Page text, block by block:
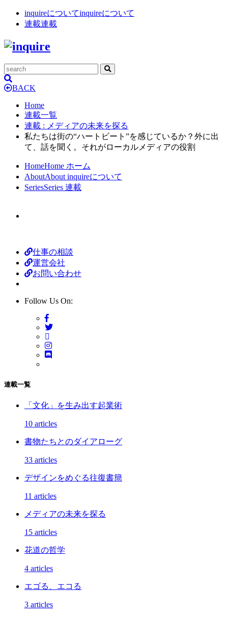
inquireについてinquireについて
連載連載
BACK
Home
連載一覧
連載 : メディアの未来を探る
私たちは街の“ハートビート”を感じているか？外に出
て、話を聞く。それがローカルメディアの役割
HomeHome ホーム
AboutAbout inquireについて
SeriesSeries 連載
仕事の相談
運営会社
お問い合わせ
Follow Us On:
連載一覧
「文化」を生み出す起業術
10 articles
書物たちとのダイアローグ
33 articles
デザインをめぐる往復書簡
11 articles
メディアの未来を探る
15 articles
花道の哲学
4 articles
エゴる、エコる
3 articles